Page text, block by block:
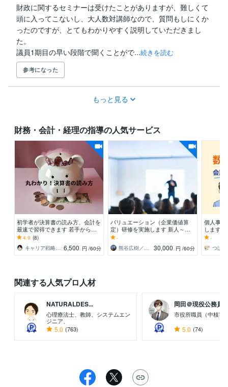
財政に関するセミナーは受けたことがありますが、難しくて
頭に入ってこないし、大人数対講師なので、質問もしにくか
ったのですが、とてもわかりやすく説明していただきまし
た。
議員1期目の早い段階で聞くことがで...続きを読む
参考になった
もっと見る
財務・会計・経理の指導の人気サービス
初学者が決算書の読み方、会計を
最速で習得できます 若手から経
営者まで：必要最小限の知識スキ
ルで数字に強くなれる
4.9 (8)
キャリア戦略家 ギフト 6,500 円 /60分
バリュエーション（企業価値算
定）研修を実施します 新人～部
長クラスに財務を学ばせたい企業
向け
-
熊谷広樹／（株）Corecapital
30,000 円 /60分
個人事
します
として
訳します
-
関連する人気プロ人材
NATURALDES...
心理療法士、教師、システムエン
ジニア、
5.0 (763)
岡田＠現役公務員
市役所職員（中核市
5.0 (74)